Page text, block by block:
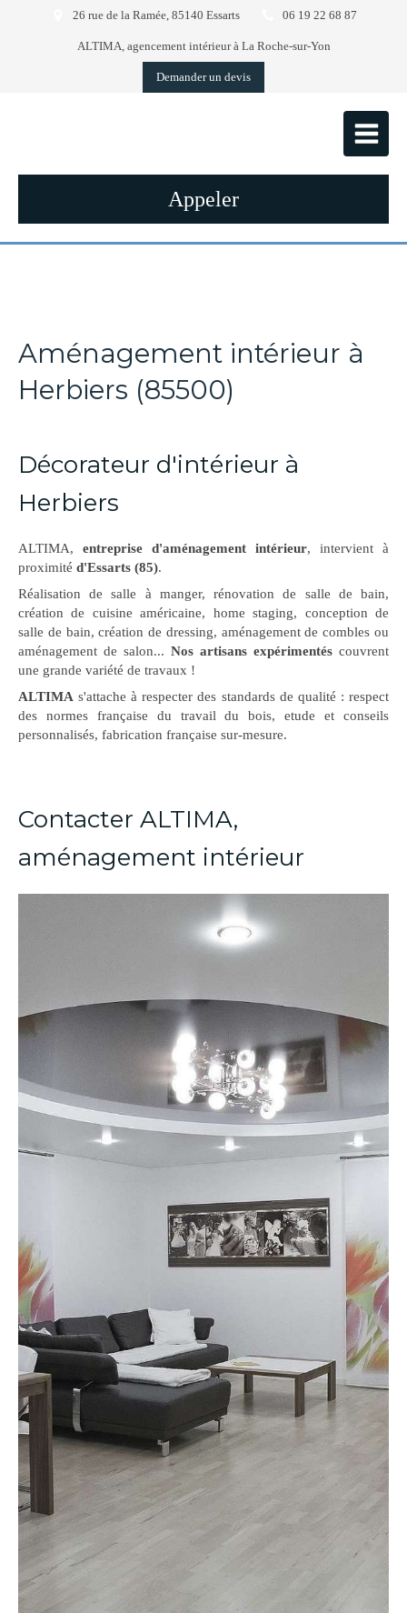
26 rue de la Ramée, 85140 Essarts 06 19 22 68 87
ALTIMA, agencement intérieur à La Roche-sur-Yon
Demander un devis
Appeler
Aménagement intérieur à
Herbiers (85500)
Décorateur d'intérieur à
Herbiers
ALTIMA, entreprise d'aménagement intérieur, intervient à
proximité d'Essarts (85).
Réalisation de salle à manger, rénovation de salle de bain,
création de cuisine américaine, home staging, conception de
salle de bain, création de dressing, aménagement de combles ou
aménagement de salon... Nos artisans expérimentés couvrent
une grande variété de travaux !
ALTIMA s'attache à respecter des standards de qualité : respect
des normes française du travail du bois, etude et conseils
personnalisés, fabrication française sur-mesure.
Contacter ALTIMA,
aménagement intérieur